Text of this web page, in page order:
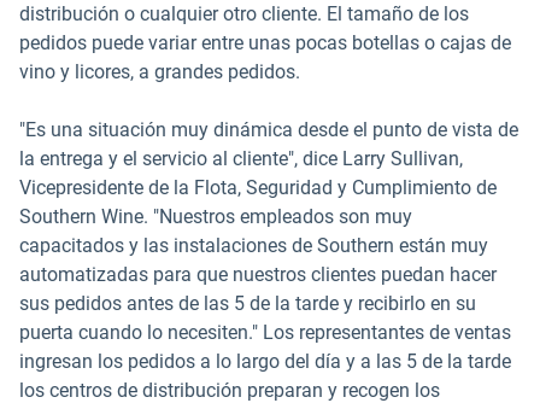
distribución o cualquier otro cliente. El tamaño de los
pedidos puede variar entre unas pocas botellas o cajas de
vino y licores, a grandes pedidos.
"Es una situación muy dinámica desde el punto de vista de
la entrega y el servicio al cliente", dice Larry Sullivan,
Vicepresidente de la Flota, Seguridad y Cumplimiento de
Southern Wine. "Nuestros empleados son muy
capacitados y las instalaciones de Southern están muy
automatizadas para que nuestros clientes puedan hacer
sus pedidos antes de las 5 de la tarde y recibirlo en su
puerta cuando lo necesiten." Los representantes de ventas
ingresan los pedidos a lo largo del día y a las 5 de la tarde
los centros de distribución preparan y recogen los